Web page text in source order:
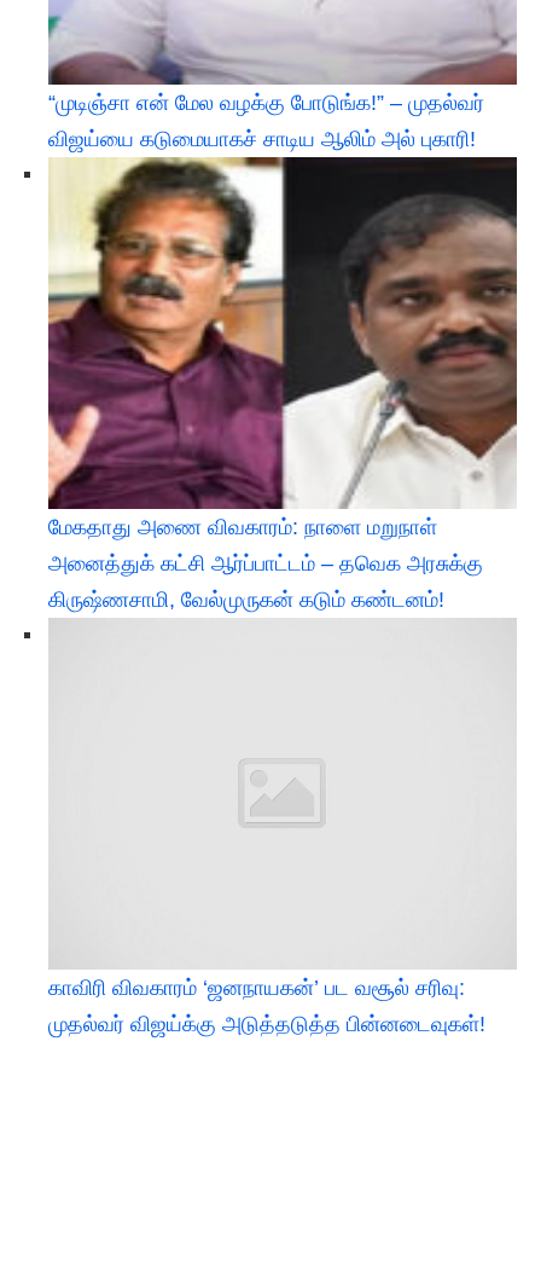
“முடிஞ்சா என் மேல வழக்கு போடுங்க!” – முதல்வர்
விஜய்யை கடுமையாகச் சாடிய ஆலிம் அல் புகாரி!
மேகதாது அணை விவகாரம்: நாளை மறுநாள்
அனைத்துக் கட்சி ஆர்ப்பாட்டம் – தவெக அரசுக்கு
கிருஷ்ணசாமி, வேல்முருகன் கடும் கண்டனம்!
காவிரி விவகாரம் ‘ஜனநாயகன்’ பட வசூல் சரிவு:
முதல்வர் விஜய்க்கு அடுத்தடுத்த பின்னடைவுகள்!